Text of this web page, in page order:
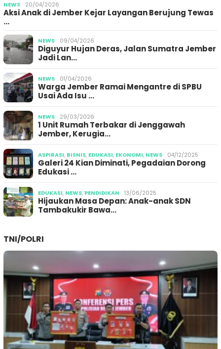
NEWS 20/04/2026
Aksi Anak di Jember Kejar Layangan Berujung Tewas
…
NEWS 09/04/2026
Diguyur Hujan Deras, Jalan Sumatra Jember
Jadi Lan…
NEWS 01/04/2026
Warga Jember Ramai Mengantre di SPBU
Usai Ada Isu …
NEWS 29/03/2026
1 Unit Rumah Terbakar di Jenggawah
Jember, Kerugia…
ASPIRASI, BISNIS, EDUKASI, EKONOMI, NEWS 04/12/2025
Galeri 24 Kian Diminati, Pegadaian Dorong
Edukasi …
EDUKASI, NEWS, PENDIDIKAN 13/06/2025
Hijaukan Masa Depan: Anak-anak SDN
Tambakukir Bawa…
TNI/POLRI